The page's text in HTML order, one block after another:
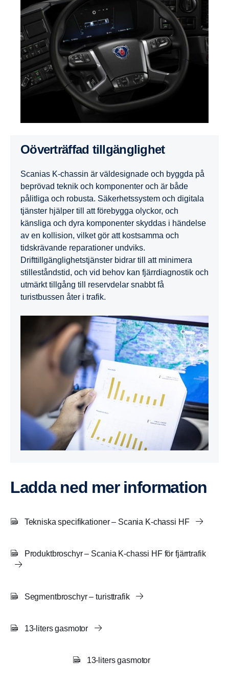
Oöverträffad tillgänglighet
Scanias K-chassin är väldesignade och byggda på
beprövad teknik och komponenter och är både
pålitliga och robusta. Säkerhetssystem och digitala
tjänster hjälper till att förebygga olyckor, och
känsliga och dyra komponenter skyddas i händelse
av en kollision, vilket gör att kostsamma och
tidskrävande reparationer undviks.
Drifttillgänglighetstjänster bidrar till att minimera
stilleståndstid, och vid behov kan fjärrdiagnostik och
utmärkt tillgång till reservdelar snabbt få
turistbussen åter i trafik.
Ladda ned mer information
Tekniska specifikationer – Scania K-chassi HF
Produktbroschyr – Scania K-chassi HF för fjärrtrafik
Segmentbroschyr – turisttrafik
13-liters gasmotor
13-liters gasmotor